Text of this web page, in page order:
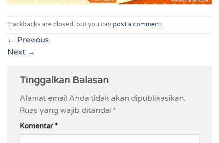
Trackbacks are closed, but you can post a comment.
← Previous
Next →
Tinggalkan Balasan
Alamat email Anda tidak akan dipublikasikan.
Ruas yang wajib ditandai *
Komentar *